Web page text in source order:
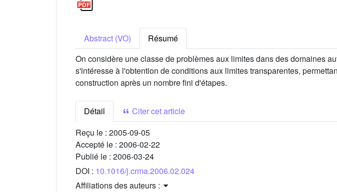
Abstract (VO)
Résumé
On considère une classe de problèmes aux limites dans des domaines
s'intéresse à l'obtention de conditions aux limites transparentes,
construction après un nombre fini d'étapes.
Détail
Citer cet article
Reçu le : 2005-09-05
Accepté le : 2006-02-22
Publié le : 2006-03-24
DOI : 10.1016/j.crma.2006.02.024
Affiliations des auteurs :